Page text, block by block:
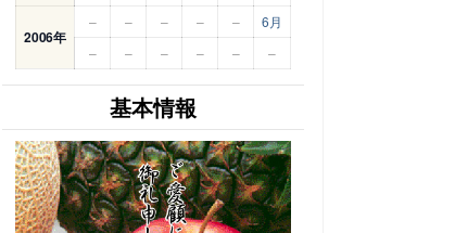
2006年
– – – – –
6月
–
– – – – –
基本情報